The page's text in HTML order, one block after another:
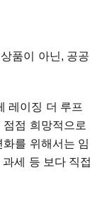
상품이 아닌, 공공
레이징 더 루프
점점 희망적으로
화를 위해서는 임
과세 등 보다 직접